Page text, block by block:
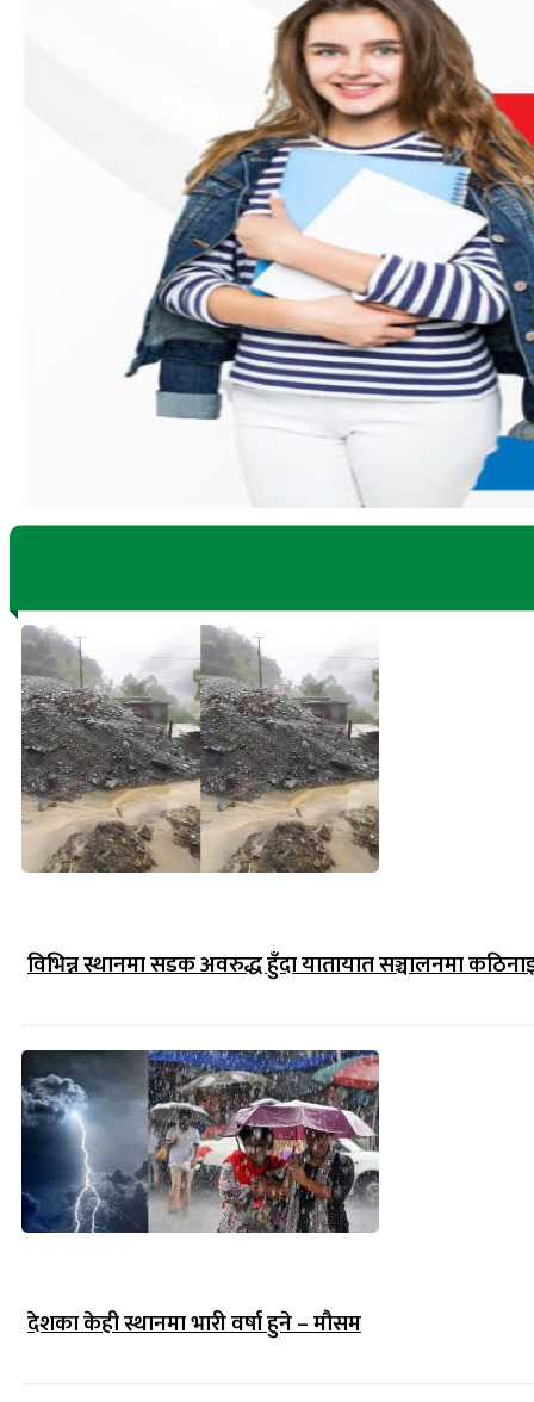
विभिन्न स्थानमा सडक अवरुद्ध हुँदा यातायात सञ्चालनमा
देशका केही स्थानमा भारी वर्षा हुने – मौसम